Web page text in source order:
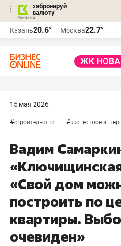
забронируй
валюту
Казань20.6° Москва22.7°
15 мая 2026
#строительство #экспертное
Вадим
«Свой дом
построить по
квартиры.
очевиден»